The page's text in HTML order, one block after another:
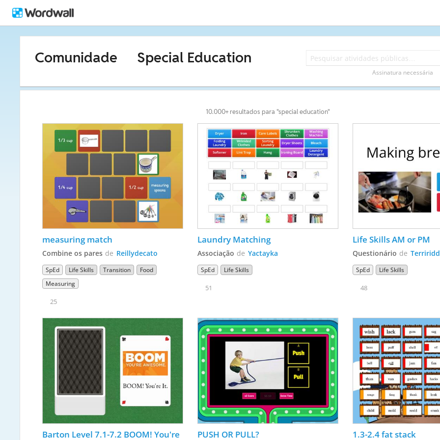
Comunidade Special Education
Assinatura necessária
10.000+ resultados para "special education"
measuring match
Combine os pares de Reillydecato
SpEd Life Skills Transition
Food
Measuring
25
Laundry Matching
Associação de Yactayka
SpEd Life Skills
51
Questionário de
SpEd Life Skills
48
Barton Level 7.1-7.2 BOOM! You're
PUSH OR PULL?